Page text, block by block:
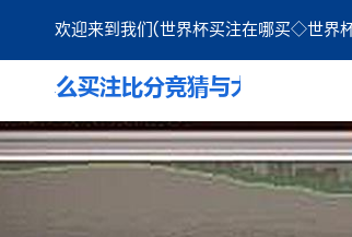
欢迎来到我们(世界杯买注在哪买◇世界